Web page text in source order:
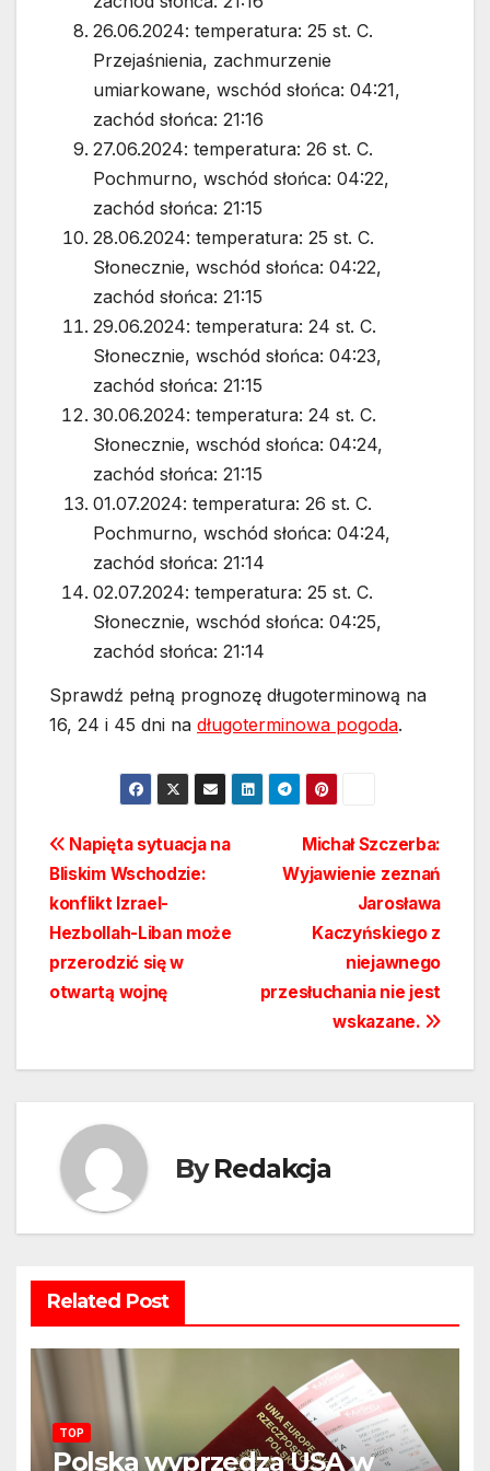
26.06.2024: temperatura: 25 st. C.
Przejaśnienia, zachmurzenie
umiarkowane, wschód słońca: 04:21,
zachód słońca: 21:16
27.06.2024: temperatura: 26 st. C.
Pochmurno, wschód słońca: 04:22,
zachód słońca: 21:15
28.06.2024: temperatura: 25 st. C.
Słonecznie, wschód słońca: 04:22,
zachód słońca: 21:15
29.06.2024: temperatura: 24 st. C.
Słonecznie, wschód słońca: 04:23,
zachód słońca: 21:15
30.06.2024: temperatura: 24 st. C.
Słonecznie, wschód słońca: 04:24,
zachód słońca: 21:15
01.07.2024: temperatura: 26 st. C.
Pochmurno, wschód słońca: 04:24,
zachód słońca: 21:14
02.07.2024: temperatura: 25 st. C.
Słonecznie, wschód słońca: 04:25,
zachód słońca: 21:14
Sprawdź pełną prognozę długoterminową na
16, 24 i 45 dni na długoterminowa pogoda.
Nawigacja
wpisu
Michał Szczerba:
Wyjawienie zeznań
Jarosława
Kaczyńskiego z
niejawnego
przesłuchania nie jest
wskazane.
Napięta sytuacja na
Bliskim Wschodzie:
konflikt Izrael-
Hezbollah-Liban może
przerodzić się w
otwartą wojnę
ByRedakcja
Related Post
TOP
Polska wyprzedza USA w